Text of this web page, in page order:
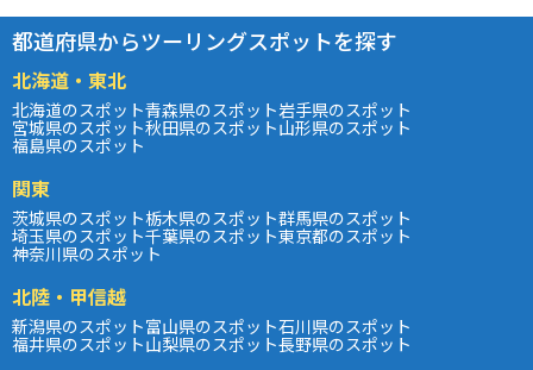
都道府県からツーリングスポットを探す
北海道・東北
北海道のスポット青森県のスポット岩手県のスポット
宮城県のスポット秋田県のスポット山形県のスポット
福島県のスポット
関東
茨城県のスポット栃木県のスポット群馬県のスポット
埼玉県のスポット千葉県のスポット東京都のスポット
神奈川県のスポット
北陸・甲信越
新潟県のスポット富山県のスポット石川県のスポット
福井県のスポット山梨県のスポット長野県のスポット